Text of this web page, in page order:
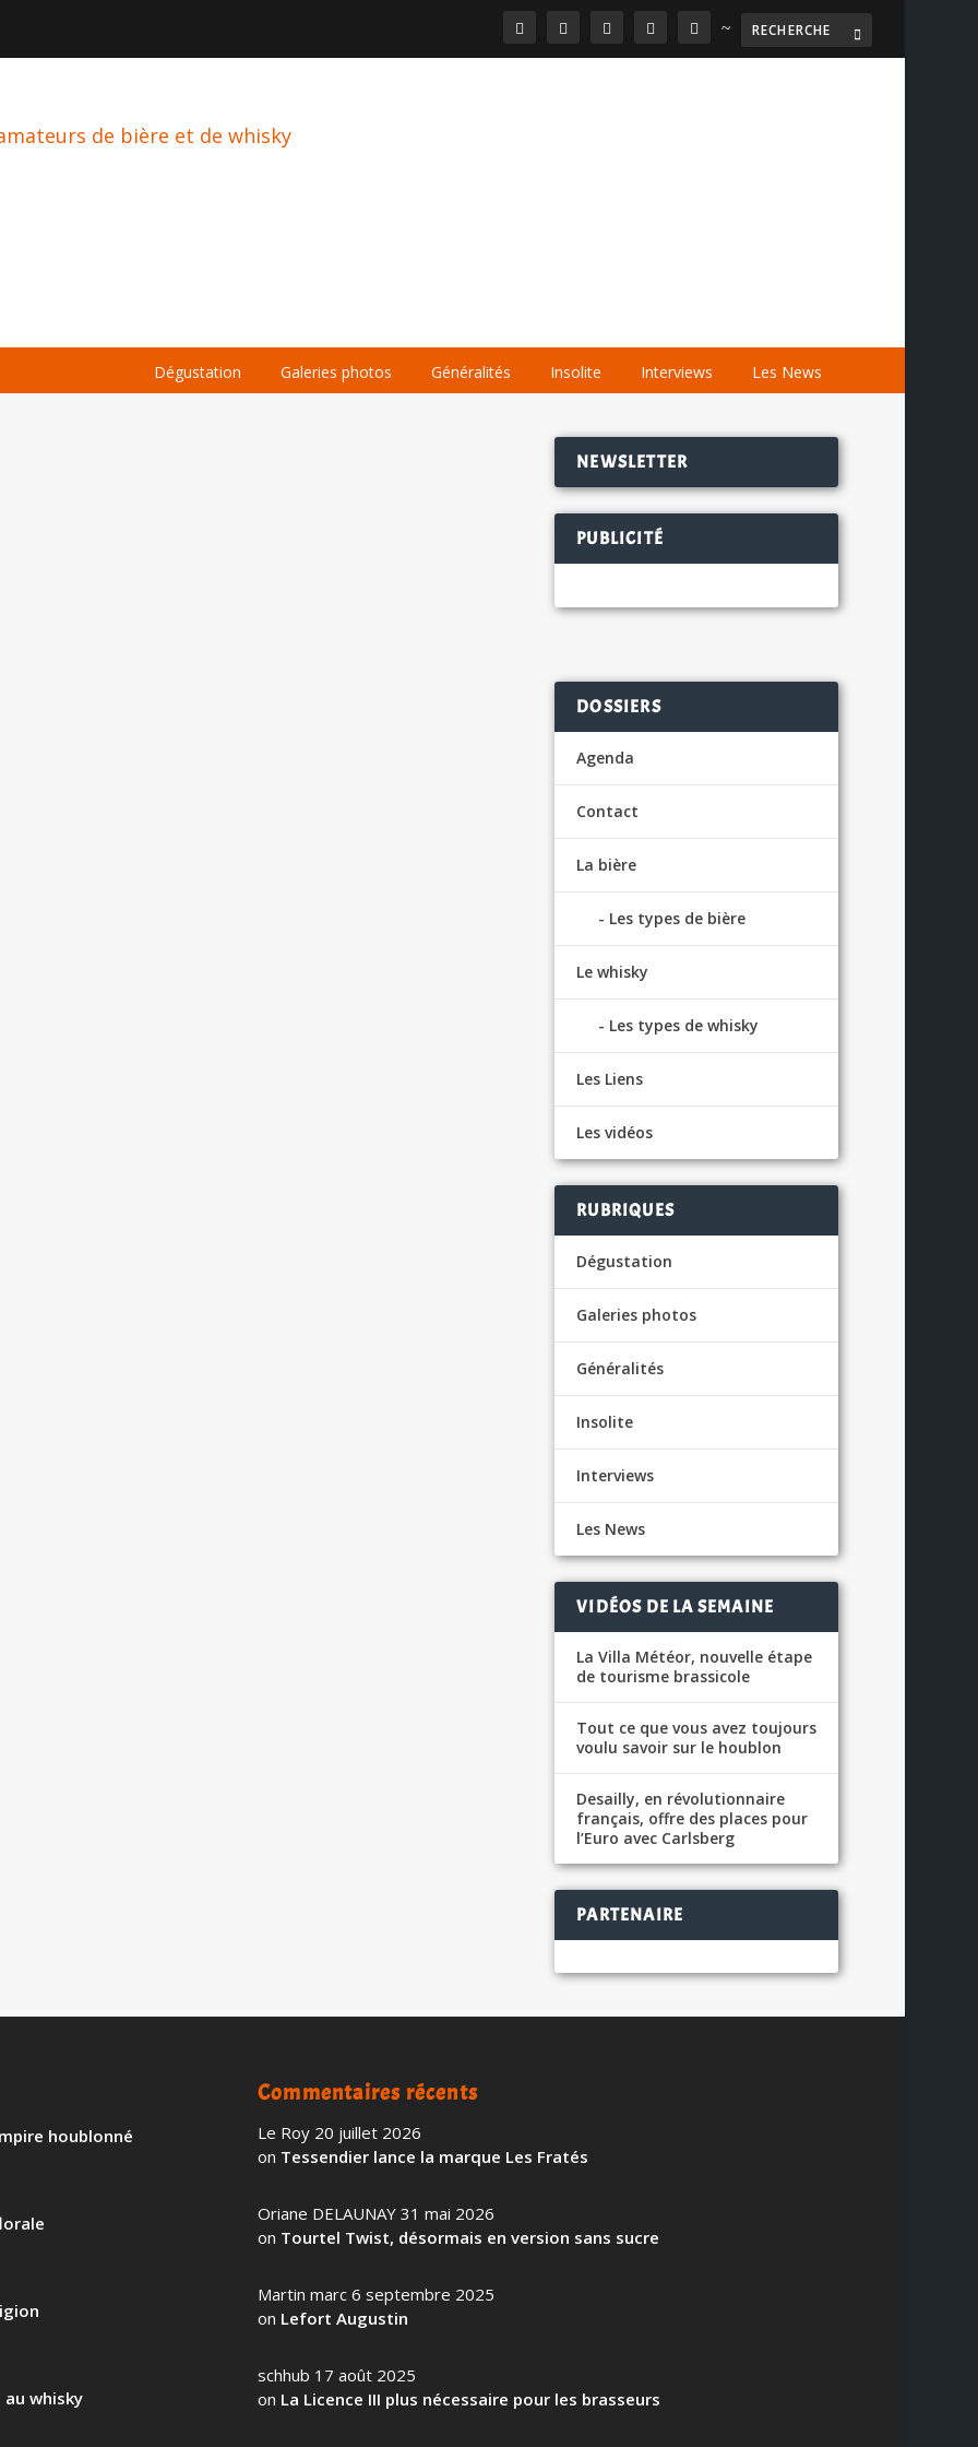
~
Dégustation Galeries photos Généralités Insolite Interviews Les News
NEWSLETTER
PUBLICITÉ
DOSSIERS
Agenda
Contact
La bière
Les types de bière
Le whisky
Les types de whisky
Les Liens
Les vidéos
RUBRIQUES
Dégustation
Galeries photos
Généralités
Insolite
Interviews
Les News
VIDÉOS DE LA SEMAINE
La Villa Météor, nouvelle étape
de tourisme brassicole
Tout ce que vous avez toujours
voulu savoir sur le houblon
Desailly, en révolutionnaire
français, offre des places pour
l’Euro avec Carlsberg
PARTENAIRE
houblonné
whisky
Commentaires récents
Le Roy 20 juillet 2026
on Tessendier lance la marque Les Fratés
Oriane DELAUNAY 31 mai 2026
on Tourtel Twist, désormais en version sans sucre
Martin marc 6 septembre 2025
on Lefort Augustin
schhub 17 août 2025
on La Licence III plus nécessaire pour les brasseurs